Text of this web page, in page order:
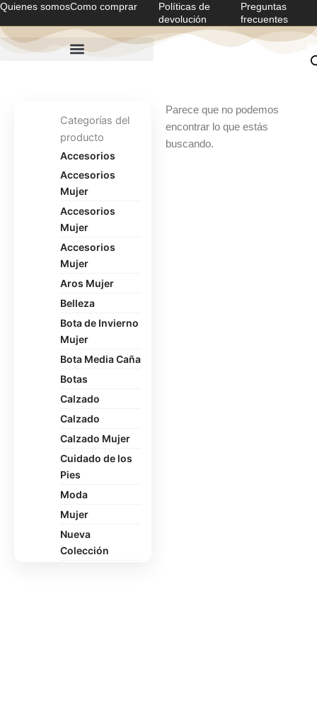
Ir
al
contenido
Quienes somosComo comprar
Políticas de
devolución
Preguntas
frecuentes
Categorías del
producto
Accesorios
Accesorios
Mujer
Accesorios
Mujer
Accesorios
Mujer
Aros Mujer
Belleza
Bota de Invierno
Mujer
Bota Media Caña
Botas
Calzado
Calzado
Calzado Mujer
Cuidado de los
Pies
Moda
Mujer
Nueva
Colección
Parece que no podemos
encontrar lo que estás
buscando.